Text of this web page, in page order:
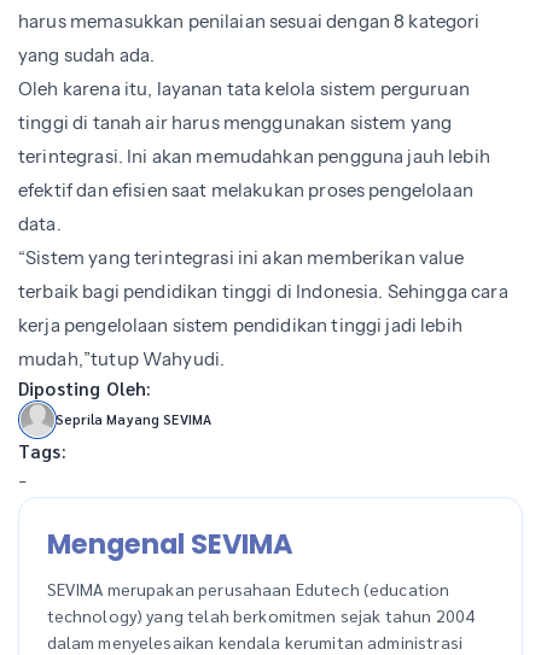
harus memasukkan penilaian sesuai dengan 8 kategori
yang sudah ada.
Oleh karena itu, layanan tata kelola sistem perguruan
tinggi di tanah air harus menggunakan sistem yang
terintegrasi. Ini akan memudahkan pengguna jauh lebih
efektif dan efisien saat melakukan proses pengelolaan
data.
“Sistem yang terintegrasi ini akan memberikan value
terbaik bagi pendidikan tinggi di Indonesia. Sehingga cara
kerja pengelolaan sistem pendidikan tinggi jadi lebih
mudah,”tutup Wahyudi.
Diposting Oleh:
Seprila Mayang SEVIMA
Tags:
-
Mengenal SEVIMA
SEVIMA merupakan perusahaan Edutech (education
technology) yang telah berkomitmen sejak tahun 2004
dalam menyelesaikan kendala kerumitan administrasi